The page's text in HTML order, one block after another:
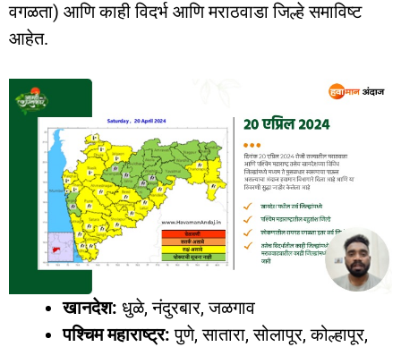
वगळता) आणि काही विदर्भ आणि मराठवाडा जिल्हे समाविष्ट
आहेत.
खानदेश: धुळे, नंदुरबार, जळगाव
पश्चिम महाराष्ट्र: पुणे, सातारा, सोलापूर, कोल्हापूर,